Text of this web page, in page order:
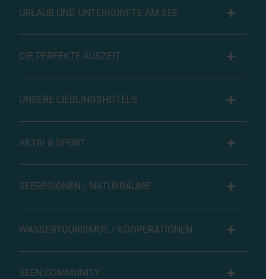
URLAUB UND UNTERKÜNFTE AM SEE
DIE PERFEKTE AUSZEIT
UNSERE LIEBLINGSHOTELS
AKTIV & SPORT
SEEREGIONEN / NATURRÄUME
WASSERTOURISMUS / KOOPERATIONEN
SEEN COMMUNITY